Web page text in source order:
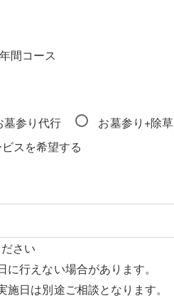
年間コース
墓参り代行
お墓参り+除草
スを希望する
さい
行えない場合があります。
日は別途ご相談となります。